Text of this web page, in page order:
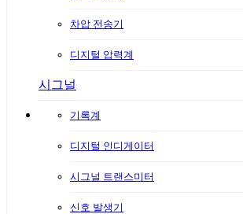
차압 전송기
디지털 압력계
시그널
기록계
디지털 인디게이터
시그널 트랜스미터
신호 발생기